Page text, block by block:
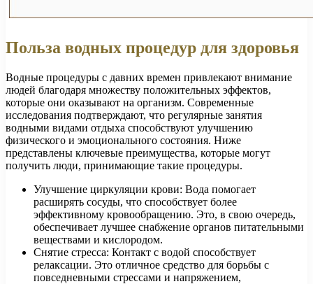
Польза водных процедур для здоровья
Водные процедуры с давних времен привлекают внимание
людей благодаря множеству положительных эффектов,
которые они оказывают на организм. Современные
исследования подтверждают, что регулярные занятия
водными видами отдыха способствуют улучшению
физического и эмоционального состояния. Ниже
представлены ключевые преимущества, которые могут
получить люди, принимающие такие процедуры.
Улучшение циркуляции крови: Вода помогает
расширять сосуды, что способствует более
эффективному кровообращению. Это, в свою очередь,
обеспечивает лучшее снабжение органов питательными
веществами и кислородом.
Снятие стресса: Контакт с водой способствует
релаксации. Это отличное средство для борьбы с
повседневными стрессами и напряжением,